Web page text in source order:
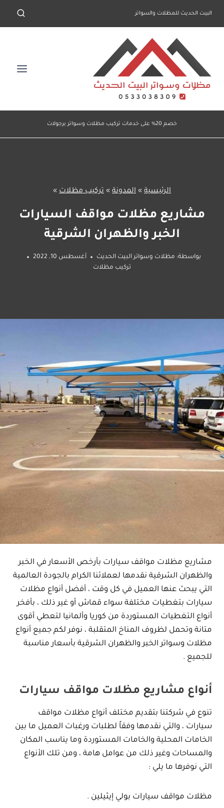
البيت الحديث للمظلات والسواتر
خصم 20% على خدمات تركيب مظلات وسواتر برجولات
الرئيسية » المدونة » تركيب مظلات »
مشاريع مظلات مواقف السيارات
الخبر والظهران الشرقية
بواسطة: مظلات وسواتر البيت الحديث
أغسطس 10, 2022
تركيب مظلات
مشاريع مظلات مواقف سيارات بأرخص الأسعار في الخبر
والظهران الشرقية نقدمها لعملائنا الكرام بالجودة العالمية
التي يبحث عنها العميل في كل وقت ، أفضل أنواع مظلات
سيارات بتغطيات مختلفة سواء قماش أو غير ذلك ، بأفخر
أنواع التغطيات المستوردة من كوريا وألمانيا لتعطي أقوى
متانة وتحمل لظروف المناخ المتقلبة ، نوفر لكم جميع أنواع
مظلات وسواتر الخبر والظهران الشرقية بأسعار مناسبة
للجميع .
أنواع مشاريع مظلات مواقف سيارات
تنوع في شركتنا بتقديم مختلف أنواع مظلات مواقف
سيارات ، والتي نقدمها وفقاً لطلبات ورغبات العميل ما بين
الخامات المحلية والخامات المستوردة وما يناسب المكان
والمساحات وغير ذلك من عوامل هامة ، ومن تلك الأنواع
التي نوفرها ما يلي :
مظلات مواقف سيارات بولي إيثيلين .